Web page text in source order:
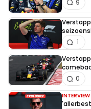
9
1
0
INTERVIEW